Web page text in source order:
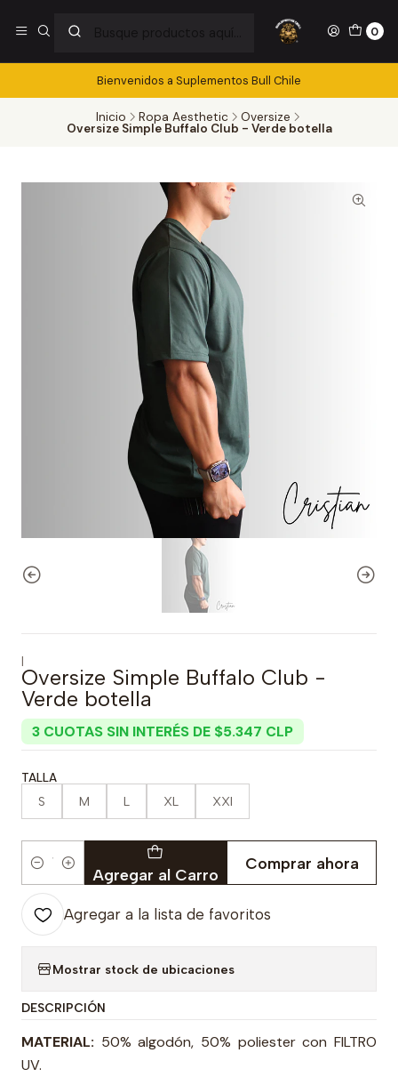
0
Bienvenidos a Suplementos Bull Chile
Inicio Ropa Aesthetic Oversize
Oversize Simple Buffalo Club - Verde botella
|
Oversize Simple Buffalo Club -
Verde botella
3 CUOTAS SIN INTERÉS DE $5.347 CLP
TALLA
S M L XL XXl
Cantidad Agregar al Carro
Comprar ahora
Agregar a la lista de favoritos
Mostrar stock de ubicaciones
DESCRIPCIÓN
MATERIAL: 50% algodón, 50% poliester con FILTRO
UV.